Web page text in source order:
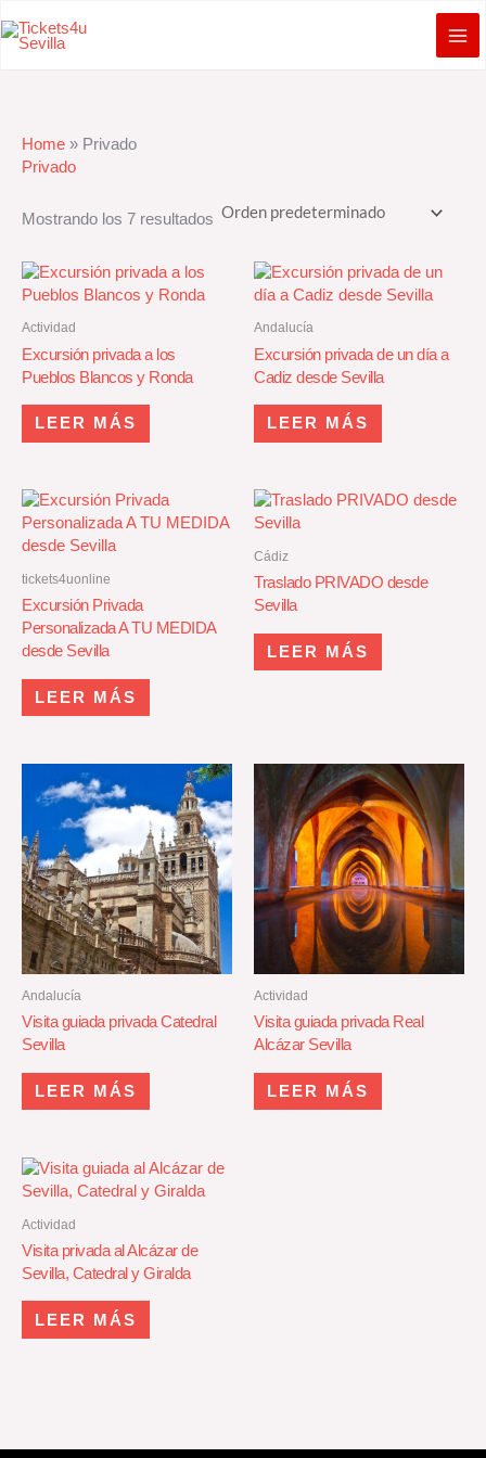
al
Home » Privado
Privado
Mostrando los 7 resultados
Actividad
Excursión privada a los
Pueblos Blancos y Ronda
LEER MÁS
Andalucía
Excursión privada de un día a
Cadiz desde Sevilla
LEER MÁS
tickets4uonline
Excursión Privada
Personalizada A TU MEDIDA
desde Sevilla
LEER MÁS
Cádiz
Traslado PRIVADO desde
Sevilla
LEER MÁS
Andalucía
Visita guiada privada Catedral
Sevilla
LEER MÁS
Actividad
Visita guiada privada Real
Alcázar Sevilla
LEER MÁS
Actividad
Visita privada al Alcázar de
Sevilla, Catedral y Giralda
LEER MÁS